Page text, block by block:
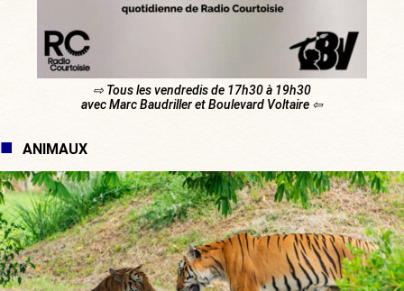
⇨ Tous les vendredis de 17h30 à 19h30
avec Marc Baudriller et Boulevard Voltaire ⇦
ANIMAUX